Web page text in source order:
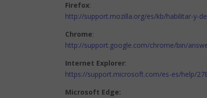
Firefox:
http://support.mozilla.org/es/kb/habilitar-y-
Chrome:
http://support.google.com/chrome/bin/
Internet Explorer:
https://support.microsoft.com/es-es/help/
Microsoft Edge: